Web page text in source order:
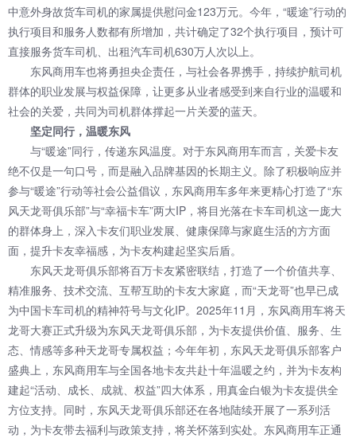
中意外身故货车司机的家属提供慰问金123万元。今年，“暖途”行动的
执行项目和服务人数都有所增加，共计确定了32个执行项目，预计可
直接服务货车司机、出租汽车司机630万人次以上。
东风商用车也将勇担央企责任，与社会各界携手，持续护航司机
群体的职业发展与权益保障，让更多从业者感受到来自行业的温暖和
社会的关爱，共同为司机群体撑起一片关爱的蓝天。
坚定同行，温暖东风
与“暖途”同行，传递东风温度。对于东风商用车而言，关爱卡友
绝不仅是一句口号，而是融入品牌基因的长期主义。除了积极响应并
参与“暖途”行动等社会公益倡议，东风商用车多年来更精心打造了“东
风天龙哥俱乐部”与“幸福卡车”两大IP，将目光落在卡车司机这一庞大
的群体身上，深入卡友们职业发展、健康保障与家庭生活的方方面
面，提升卡友幸福感，为卡友构建起坚实后盾。
东风天龙哥俱乐部将百万卡友紧密联结，打造了一个价值共享、
精准服务、技术交流、互帮互助的卡友大家庭，而“天龙哥”也早已成
为中国卡车司机的精神符号与文化IP。2025年11月，东风商用车将天
龙哥大赛正式升级为东风天龙哥俱乐部，为卡友提供价值、服务、生
态、情感等多种天龙哥专属权益；今年年初，东风天龙哥俱乐部客户
盛典上，东风商用车与全国各地卡友共赴十年温暖之约，并为卡友构
建起“活动、成长、成就、权益”四大体系，用真金白银为卡友提供全
方位支持。同时，东风天龙哥俱乐部还在各地陆续开展了一系列活
动，为卡友带去福利与政策支持，将关怀落到实处。东风商用车正通